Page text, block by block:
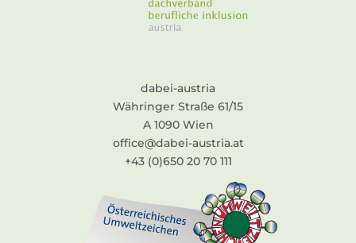
dabei-austria
Währinger Straße 61/15
A 1090 Wien
office@dabei-austria.at
+43 (0)650 20 70 111